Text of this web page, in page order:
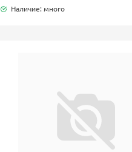
Наличие: много